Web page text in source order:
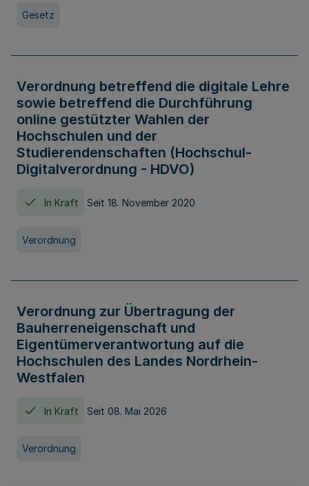
Gesetz
Verordnung betreffend die digitale Lehre
sowie betreffend die Durchführung
online gestützter Wahlen der
Hochschulen und der
Studierendenschaften (Hochschul-
Digitalverordnung - HDVO)
In Kraft Seit 18. November 2020
Verordnung
Verordnung zur Übertragung der
Bauherreneigenschaft und
Eigentümerverantwortung auf die
Hochschulen des Landes Nordrhein-
Westfalen
In Kraft Seit 08. Mai 2026
Verordnung